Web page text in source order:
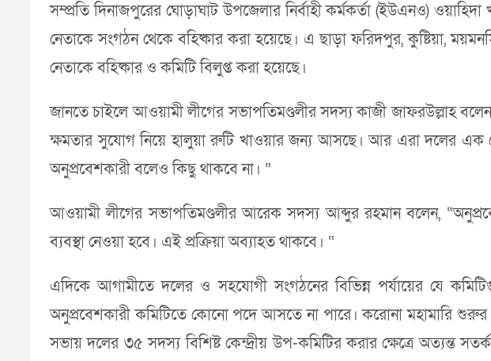
সম্প্রতি দিনাজপুরের ঘোড়াঘাট উপজেলার নির্বাহী কর্মকর্তা (ইউএনও)
নেতাকে সংগঠন থেকে বহিষ্কার করা হয়েছে। এ ছাড়া ফরিদপুর, কুষ্টিয়া,
নেতাকে বহিষ্কার ও কমিটি বিলুপ্ত করা হয়েছে।
জানতে চাইলে আওয়ামী লীগের সভাপতিমণ্ডলীর সদস্য কাজী জাফরউল্লাহ
ক্ষমতার সুযোগ নিয়ে হালুয়া রুটি খাওয়ার জন্য আসছে। আর এরা দলের এক
অনুপ্রবেশকারী বলেও কিছু থাকবে না। ”
আওয়ামী লীগের সভাপতিমণ্ডলীর আরেক সদস্য আব্দুর রহমান বলেন,
ব্যবস্থা নেওয়া হবে। এই প্রক্রিয়া অব্যাহত থাকবে। “
এদিকে আগামীতে দলের ও সহযোগী সংগঠনের বিভিন্ন পর্যায়ের যে
অনুপ্রবেশকারী কমিটিতে কোনো পদে আসতে না পারে। করোনা মহামারি
সভায় দলের ৩৫ সদস্য বিশিষ্ট কেন্দ্রীয় উপ-কমিটির করার ক্ষেত্রে অত্যন্ত